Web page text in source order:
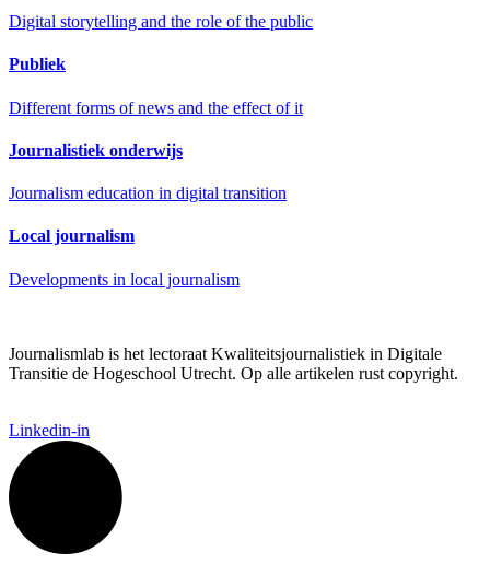
Digital storytelling and the role of the public
Publiek
Different forms of news and the effect of it
Journalistiek onderwijs
Journalism education in digital transition
Local journalism
Developments in local journalism
Journalismlab is het lectoraat Kwaliteitsjournalistiek in Digitale
Transitie de Hogeschool Utrecht. Op alle artikelen rust copyright.
Linkedin-in